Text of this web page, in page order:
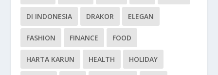
DI INDONESIA DRAKOR ELEGAN
FASHION FINANCE FOOD
HARTA KARUN HEALTH HOLIDAY